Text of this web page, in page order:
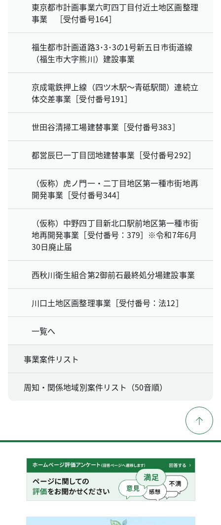
東京都市計画事業六町四丁目付近土地区画整理
事業 ［受付番号164］
福生都市計画道路3･3･3の1号新五日市街道線
（福生市大字熊川）建設事業
京成電鉄押上線（四ツ木駅～青砥駅間）連続立
体交差事業［受付番号191］
世田谷清掃工場建替事業［受付番号383］
都営辰巳一丁目団地建替事業［受付番号292］
（仮称）虎ノ門一・二丁目地区第一種市街地再
開発事業［受付番号344］
（仮称）中野四丁目新北口駅前地区第一種市街
地再開発事業［受付番号：379］※令和7年6月
30日廃止届
西秋川衛生組合第2御前石最終処分場建設事業
川口土地区画整理事業［受付番号：法12］
一覧へ
事業案件リスト
周知・関係地域別案件リスト（50音順）